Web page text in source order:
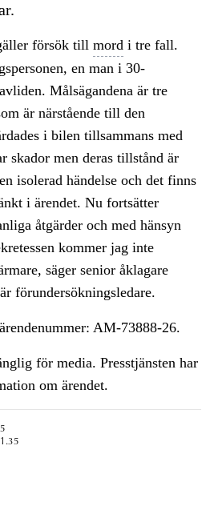
försök till mord i tre fall.
en man i 30-
Målsägandena är tre
är närstående till den
i bilen tillsammans med
skador men deras tillstånd är
isolerad händelse och det finns
i ärendet. Nu fortsätter
åtgärder och med hänsyn
kommer jag inte
säger senior åklagare
förundersökningsledare.
AM-73888-26.
för media. Presstjänsten har
om ärendet.